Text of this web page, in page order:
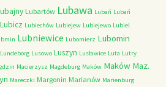
Lubartów Lubawa Lubań Lubań
Lubicz Lubiechów Lubiejew Lubiejewo Lubiel
Lubniewice Lubomierz Lubomin
Lundeborg Lusowo Luszyn Lusławice Luta Lutry
Macierzysz Magdeburg Maków Maków Maz.
Mareczki Margonin Marianów Marienburg